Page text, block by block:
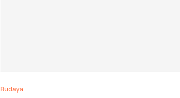
Budaya